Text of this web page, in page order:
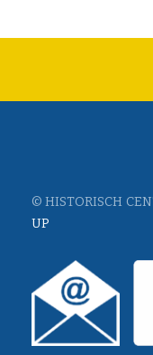
© HISTORISCH
UP